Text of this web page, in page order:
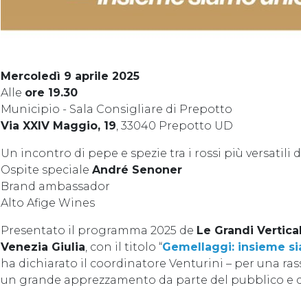
Mercoledì 9 aprile 2025
Alle ore 19.30
Municipio - Sala Consigliare di Prepotto
Via XXIV Maggio, 19, 33040 Prepotto UD
Un incontro di pepe e spezie tra i rossi più versatili
Ospite speciale André Senoner
Brand ambassador
Alto Afige Wines
Presentato il programma 2025 de Le Grandi
Venezia Giulia, con il titolo “Gemellaggi: insieme
ha dichiarato il coordinatore Venturini – per una
un grande apprezzamento da parte del pubblico e